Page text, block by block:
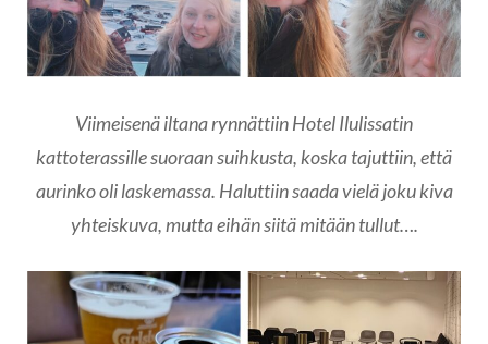
Viimeisenä iltana rynnättiin Hotel Ilulissatin
kattoterassille suoraan suihkusta, koska tajuttiin, että
aurinko oli laskemassa. Haluttiin saada vielä joku kiva
yhteiskuva, mutta eihän siitä mitään tullut….